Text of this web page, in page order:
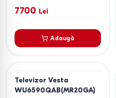
7700 Lei
Adaugă
Televizor Vesta
WU6590QAB(MR20GA)